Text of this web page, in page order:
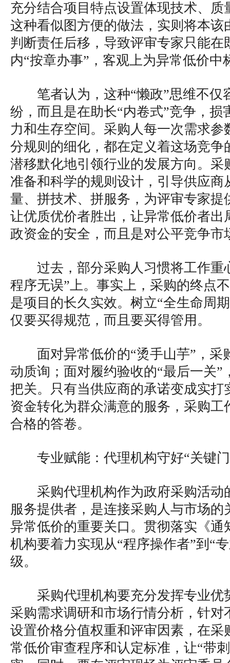
充分结合项目特点设置体现技术、质
这种看似图方便的做法，实则将本该
判断责任后移，导致评审专家只能在
内“按章办事”，客观上为异常低价中
笔者认为，这种“懒政”思维不仅
纷，而且是在助长“内卷式”竞争，损
力和生存空间。采购人每一次需求参
分规则的细化，都在定义着这场竞争
潜移默化地引领行业的发展方向。采
准备和科学的规则设计，引导供应商
量、拼技术、拼服务，为评审专家提
让优质优价者胜出，让异常低价者出
政资金的安全，而且是对公平竞争市
过去，部分采购人习惯将工作重
程序无误”上。事实上，采购的终点
是项目的长久实效。树立“全生命周
仅要买得规范，而且要买得管用。
面对异常低价的“烫手山芋”，采
动质询；面对履约验收的“最后一关”
把关。只有当供应商的承诺变成实打
资金转化为群众满意的服务，采购工
合格的答卷。
专业赋能：代理机构守好“关键
采购代理机构作为政府采购活动
服务提供者，是连接采购人与市场的
异常低价的重要关口。贯彻落实《通
机构要着力实现从“程序操作者”到“
级。
采购代理机构要充分发挥专业优
采购需求调研和市场行情分析，针对
设置价格分值权重和评审因素，在采
常低价审查程序和认定标准，让“带